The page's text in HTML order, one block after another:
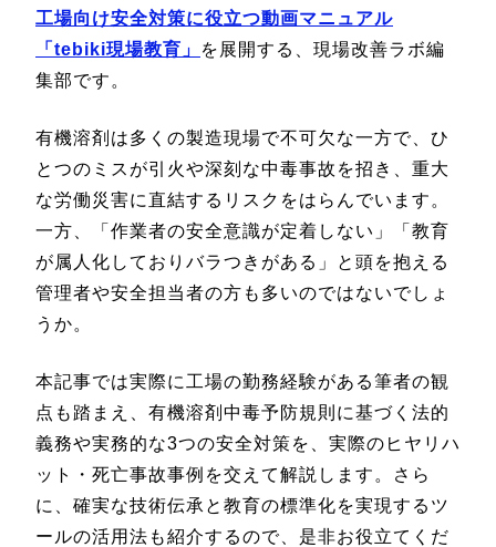
工場向け安全対策に役立つ動画マニュアル
「tebiki現場教育」
を展開する、現場改善ラボ編
集部です。
有機溶剤は多くの製造現場で不可欠な一方で、ひ
とつのミスが引火や深刻な中毒事故を招き、重大
な労働災害に直結するリスクをはらんでいます。
一方、「作業者の安全意識が定着しない」「教育
が属人化しておりバラつきがある」と頭を抱える
管理者や安全担当者の方も多いのではないでしょ
うか。
本記事では実際に工場の勤務経験がある筆者の観
点も踏まえ、有機溶剤中毒予防規則に基づく法的
義務や実務的な3つの安全対策を、実際のヒヤリハ
ット・死亡事故事例を交えて解説します。さら
に、確実な技術伝承と教育の標準化を実現するツ
ールの活用法も紹介するので、是非お役立てくだ